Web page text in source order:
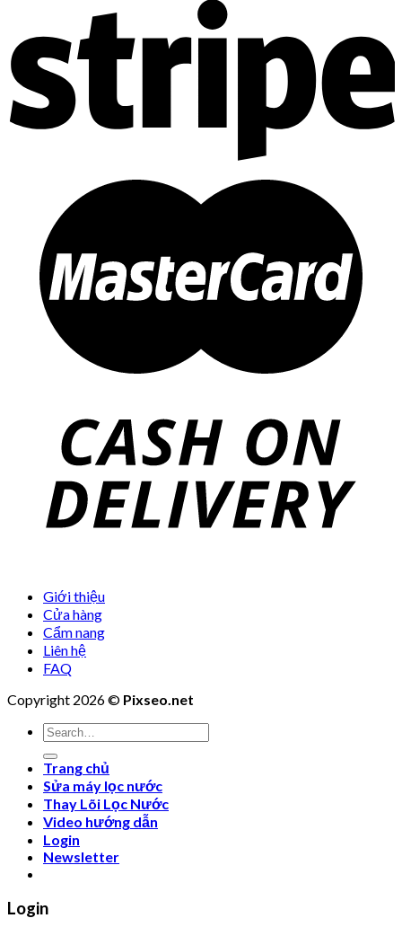
Giới thiệu
Cửa hàng
Cẩm nang
Liên hệ
FAQ
Copyright 2026 © Pixseo.net
Search
for:
Trang chủ
Sửa máy lọc nước
Thay Lõi Lọc Nước
Video hướng dẫn
Login
Newsletter
Login